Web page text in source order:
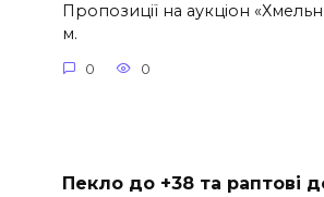
Пропозиції на аукціон
м.
0 0
Пекло до +38 та раптові